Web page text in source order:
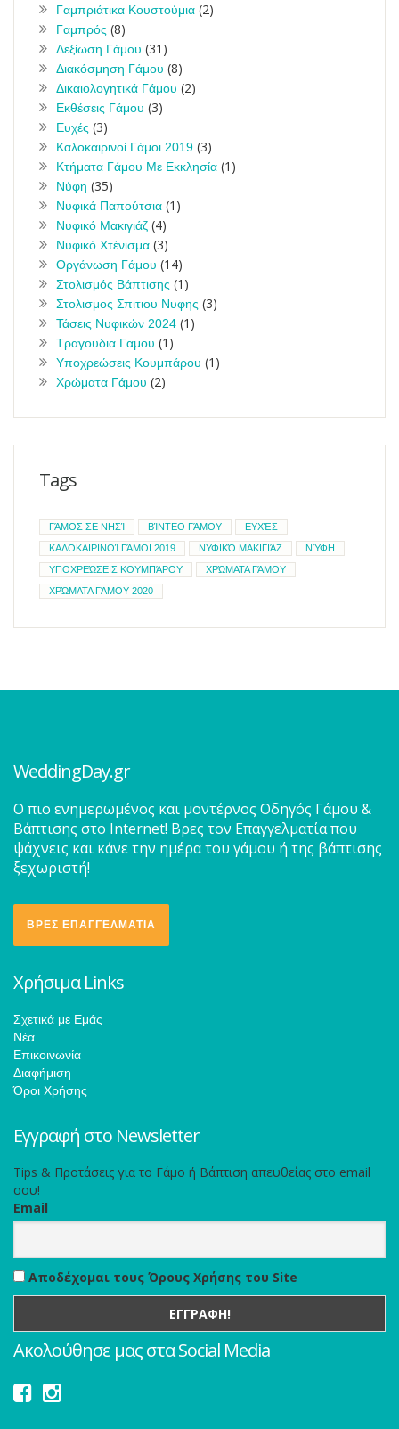
Γαμπριάτικα Κουστούμια (2)
Γαμπρός (8)
Δεξίωση Γάμου (31)
Διακόσμηση Γάμου (8)
Δικαιολογητικά Γάμου (2)
Εκθέσεις Γάμου (3)
Ευχές (3)
Καλοκαιρινοί Γάμοι 2019 (3)
Κτήματα Γάμου Με Εκκλησία (1)
Νύφη (35)
Νυφικά Παπούτσια (1)
Νυφικό Μακιγιάζ (4)
Νυφικό Χτένισμα (3)
Οργάνωση Γάμου (14)
Στολισμός Βάπτισης (1)
Στολισμος Σπιτιου Νυφης (3)
Τάσεις Νυφικών 2024 (1)
Τραγουδια Γαμου (1)
Υποχρεώσεις Κουμπάρου (1)
Χρώματα Γάμου (2)
Tags
ΓΆΜΟΣ ΣΕ ΝΗΣΊ ΒΊΝΤΕΟ ΓΆΜΟΥ
ΕΥΧΈΣ
ΚΑΛΟΚΑΙΡΙΝΟΊ ΓΆΜΟΙ 2019
ΝΥΦΙΚΌ ΜΑΚΙΓΙΆΖ
ΝΎΦΗ
ΥΠΟΧΡΕΏΣΕΙΣ ΚΟΥΜΠΆΡΟΥ
ΧΡΏΜΑΤΑ ΓΆΜΟΥ
ΧΡΏΜΑΤΑ ΓΆΜΟΥ 2020
WeddingDay.gr
O πιο ενημερωμένος και μοντέρνος Οδηγός Γάμου &
Βάπτισης στο Internet! Βρες τον Επαγγελματία που
ψάχνεις και κάνε την ημέρα του γάμου ή της βάπτισης
ξεχωριστή!
ΒΡΕΣ ΕΠΑΓΓΕΛΜΑΤΙΑ
Χρήσιμα Links
Σχετικά με Εμάς
Νέα
Επικοινωνία
Διαφήμιση
Όροι Χρήσης
Εγγραφή στο Newsletter
Tips & Προτάσεις για το Γάμο ή Βάπτιση απευθείας στο email
σου!
Email
Αποδέχομαι τους Όρους Χρήσης του Site
Ακολούθησε μας στα Social Media